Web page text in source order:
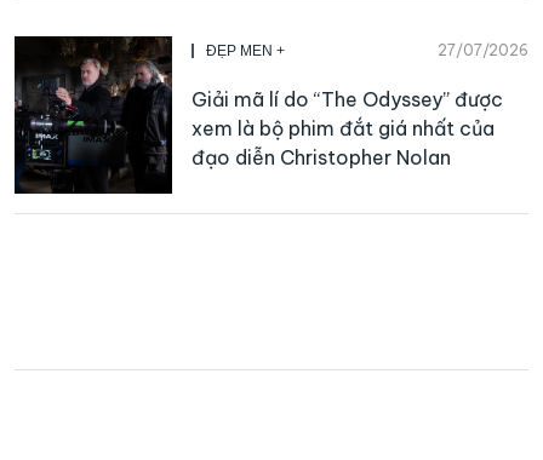
ĐẸP MEN + 27/07/2026
Giải mã lí do “The Odyssey” được
xem là bộ phim đắt giá nhất của
đạo diễn Christopher Nolan